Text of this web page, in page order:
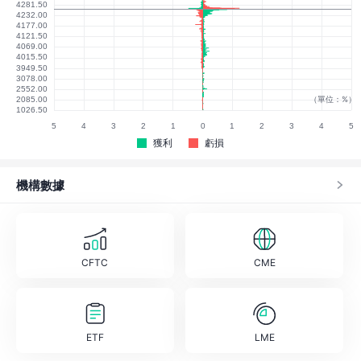
（單位：%）
獲利 虧損
機構數據
CFTC CME
ETF LME